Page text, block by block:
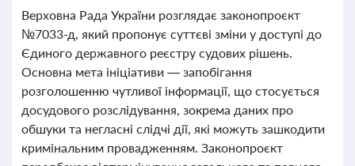
Верховна Рада України розглядає законопроєкт
№7033-д, який пропонує суттєві зміни у доступі до
Єдиного державного реєстру судових рішень.
Основна мета ініціативи — запобігання
розголошенню чутливої інформації, що стосується
досудового розслідування, зокрема даних про
обшуки та негласні слідчі дії, які можуть зашкодити
кримінальним провадженням. Законопроєкт